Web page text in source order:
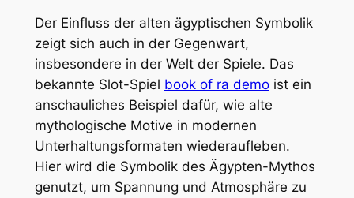
Der Einfluss der alten ägyptischen Symbolik
zeigt sich auch in der Gegenwart,
insbesondere in der Welt der Spiele. Das
bekannte Slot-Spiel book of ra demoist ein
anschauliches Beispiel dafür, wie alte
mythologische Motive in modernen
Unterhaltungsformaten wiederaufleben.
Hier wird die Symbolik des Ägypten-Mythos
genutzt, um Spannung und Atmosphäre zu